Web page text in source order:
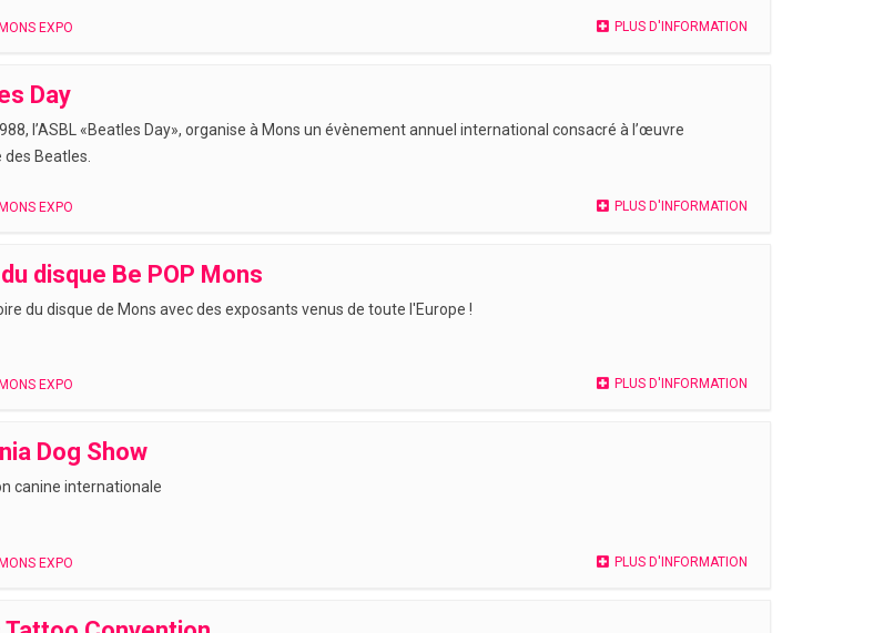
EXPO PLUS D'INFORMATION
Day
l’ASBL «Beatles Day», organise à Mons un évènement annuel international consacré à l’œuvre
Beatles.
EXPO PLUS D'INFORMATION
disque Be POP Mons
du disque de Mons avec des exposants venus de toute l'Europe !
EXPO PLUS D'INFORMATION
Dog Show
canine internationale
EXPO PLUS D'INFORMATION